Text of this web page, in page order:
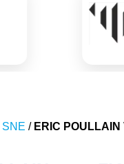
SNE / ERIC POULLAIN